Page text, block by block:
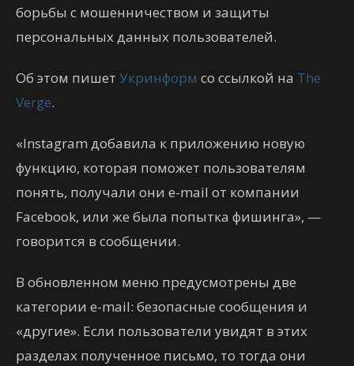
борьбы с мошенничеством и защиты
персональных данных пользователей.
Об этом пишет Укринформ со ссылкой на The
Verge.
«Instagram добавила к приложению новую
функцию, которая поможет пользователям
понять, получали они e-mail от компании
Facebook, или же была попытка фишинга», —
говорится в сообщении.
В обновленном меню предусмотрены две
категории e-mail: безопасные сообщения и
«другие». Если пользователи увидят в этих
разделах полученное письмо, то тогда они